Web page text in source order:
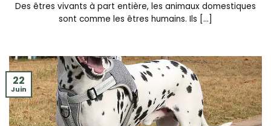
Des êtres vivants à part entière, les animaux domestiques
sont comme les êtres humains. Ils [...]
22
Juin